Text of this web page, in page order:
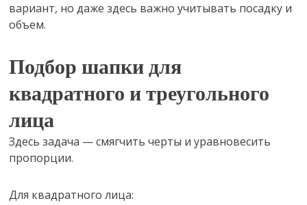
вариант, но даже здесь важно учитывать посадку и
объем.
Подбор шапки для
квадратного и треугольного
лица
Здесь задача — смягчить черты и уравновесить
пропорции.
Для квадратного лица: